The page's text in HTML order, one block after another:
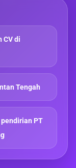
CV di
Tengah
PT